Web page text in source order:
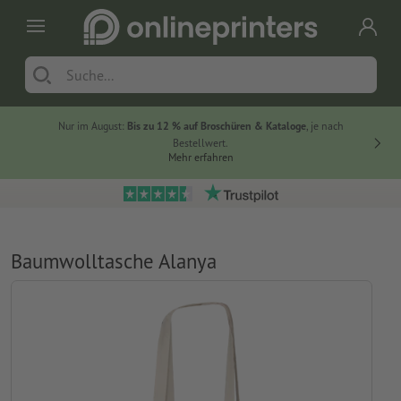
Nur im August: Bis zu 12 % auf Broschüren & Kataloge, je nach
Bestellwert.
Mehr erfahren
Baumwolltasche Alanya